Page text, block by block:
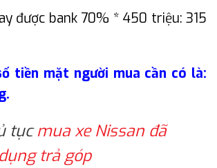
được bank 70% * 450 triệu: 315
tiền mặt người mua cần có là:
tụcmua xe Nissan đã
trả góp